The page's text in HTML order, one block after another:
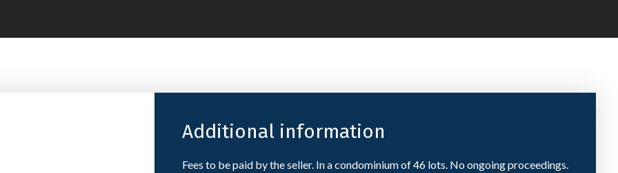
Additional information
Fees to be paid by the seller. In a condominium of 46 lots. No ongoing proceedings.